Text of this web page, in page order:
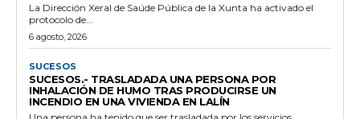
La Dirección Xeral de Saúde Pública de la Xunta ha activado el
protocolo de...
6 agosto, 2026
SUCESOS
SUCESOS.- TRASLADADA UNA PERSONA POR
INHALACIÓN DE HUMO TRAS PRODUCIRSE UN
INCENDIO EN UNA VIVIENDA EN LALÍN